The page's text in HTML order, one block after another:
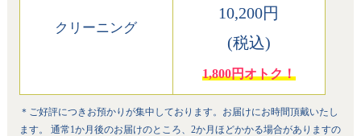
クリーニング
10,200円
(税込)
1,800円オトク！
＊ご好評につきお預かりが集中しております。お届けにお時間頂戴いたし
ます。 通常1か月後のお届けのところ、2か月ほどかかる場合がありますの